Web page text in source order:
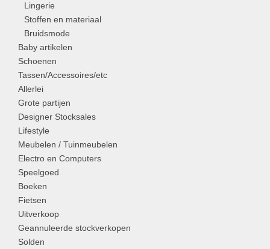
Lingerie
Stoffen en materiaal
Bruidsmode
Baby artikelen
Schoenen
Tassen/Accessoires/etc
Allerlei
Grote partijen
Designer Stocksales
Lifestyle
Meubelen / Tuinmeubelen
Electro en Computers
Speelgoed
Boeken
Fietsen
Uitverkoop
Geannuleerde stockverkopen
Solden